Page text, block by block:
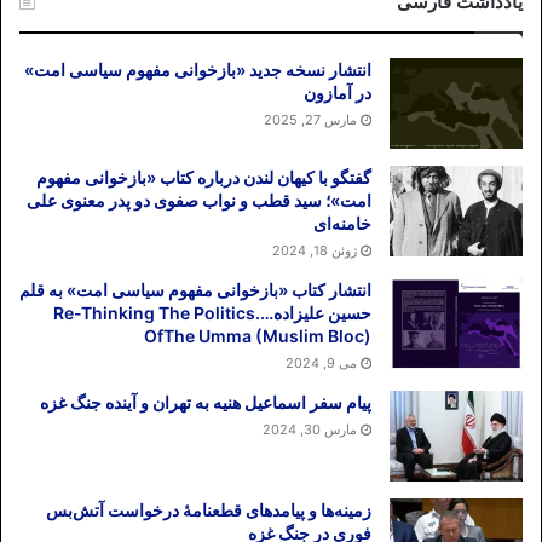
نشانه هایی در دست نیست که مشایی اندیشه
کرده و از آن آموخته باشد ولی آنچه مهم است
قطع رابطه انسان شیعه و امام زمان از طریق
مرجعیت، هم در اندیشه شیخ احمد احسایی و
هم در اندیشه اسفندیار رحیم مشایی نمایان
است. خطورت اندیشه این دو برای مرجعیت
شیعه در آنجاست که این هر دو، شیعه کامل را
انگیزه مشایی از بزرگنمایی مسئله مهدویت
در انگیزه های شیخ احمد احسایی که انسانی
عابد و زاهد بود، هیچ شائبه قدرت طلبی دیده
نشده است. معتقدات او برگرفته از مطالعات
او بود در حالیکه اسفندیار رحیم مشایی مطلقا
فاقد مطالعات منسجم دینی است. آنچه
انتشار نسخه جدید «بازخوانی مفهوم سیاسی امت»
در آمازون
مارس 27, 2025
گفتگو با کیهان لندن درباره کتاب «بازخوانی مفهوم
امت»؛ سید قطب و نواب صفوی دو پدر معنوی علی
خامنه‌ای
ژوئن 18, 2024
انتشار کتاب «بازخوانی مفهوم سیاسی امت» به قلم
حسین علیزاده….Re-Thinking The Politics
OfThe Umma (Muslim Bloc)
می 9, 2024
پیام سفر اسماعیل هنیه به تهران و آینده جنگ غزه
مارس 30, 2024
زمینه‌ها و پیامدهای قطعنامهٔ درخواست آتش‌بس
فوری در جنگ غزه